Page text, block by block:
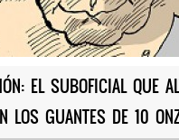
EL SUBOFICIAL QUE
LOS GUANTES DE 10